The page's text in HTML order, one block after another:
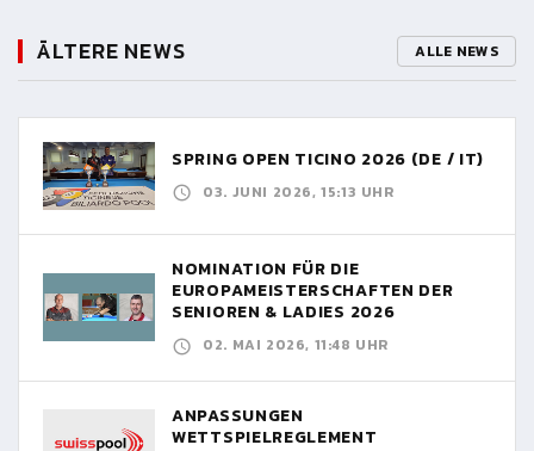
ÄLTERE NEWS ALLE NEWS
SPRING OPEN TICINO 2026 (DE / IT)
03. JUNI 2026, 15:13 UHR
NOMINATION FÜR DIE
EUROPAMEISTERSCHAFTEN DER
SENIOREN & LADIES 2026
02. MAI 2026, 11:48 UHR
ANPASSUNGEN
WETTSPIELREGLEMENT